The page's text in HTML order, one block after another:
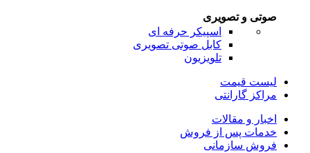
صوتی و تصویری
اسپیکر حرفه ای
کابل صوتی تصویری
تلویزیون
لیست قیمت
مراکز گارانتی
اخبار و مقالات
خدمات پس از فروش
فروش سازمانی